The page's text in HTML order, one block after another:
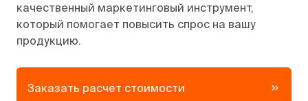
качественный маркетинговый инструмент,
который помогает повысить спрос на вашу
продукцию.
Заказать расчет стоимости